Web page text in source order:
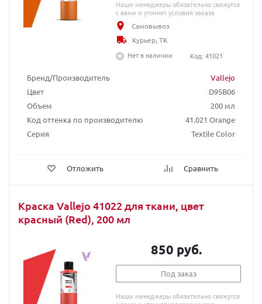
Бренд/Производитель
Vallejo
Цвет
D95B06
Объем
200 мл
Код оттенка по производителю
41.021 Orange
Серия
Textile Color
Отложить Сравнить
Наши менеджеры обязательно свяжутся
с вами и уточнят условия заказа
Самовывоз
Курьер, ТК
Нет в наличии
Код: 41021
Краска Vallejo 41022 для ткани, цвет
красный (Red), 200 мл
850 руб.
Под заказ
Наши менеджеры обязательно свяжутся